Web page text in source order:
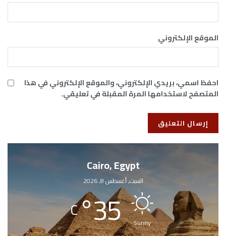
الموقع الإلكتروني
احفظ اسمي، بريدي الإلكتروني، والموقع الإلكتروني في هذا
المتصفح لاستخدامها المرة المقبلة في تعليقي.
Cairo, Egypt
السبت, أغسطس 8, 2026
Sunny
35
°
C